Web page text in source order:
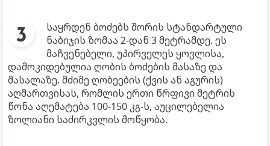
საყრდენ ბოძებს შორის სტანდარტული
ნაბიჯის ზომაა 2-დან 3 მეტრამდე. ეს
მაჩვენებელი, უპირველეს ყოვლისა,
დამოკიდებულია ღობის ბოძების მასაზე და
მასალაზე. მძიმე ღობეების (ქვის ან აგურის)
აღმართვისას, რომლის ერთი წრფივი მეტრის
წონა აღემატება 100-150 კგ-ს, აუცილებელია
ზოლიანი საძირკვლის მოწყობა.